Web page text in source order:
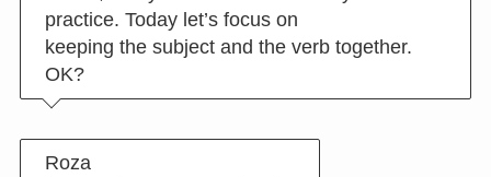
practice. Today let’s focus on
keeping the subject and the verb together.
OK?
Roza